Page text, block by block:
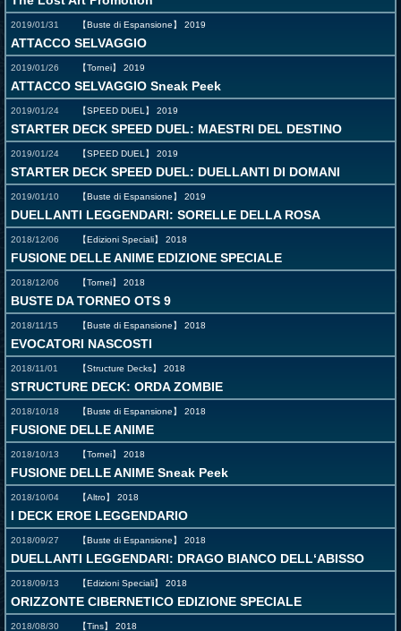
2019/01/31 【Buste di Espansione】 2019
ATTACCO SELVAGGIO
2019/01/26 【Tornei】 2019
ATTACCO SELVAGGIO Sneak Peek
2019/01/24 【SPEED DUEL】 2019
STARTER DECK SPEED DUEL: MAESTRI DEL DESTINO
2019/01/24 【SPEED DUEL】 2019
STARTER DECK SPEED DUEL: DUELLANTI DI DOMANI
2019/01/10 【Buste di Espansione】 2019
DUELLANTI LEGGENDARI: SORELLE DELLA ROSA
2018/12/06 【Edizioni Speciali】 2018
FUSIONE DELLE ANIME EDIZIONE SPECIALE
2018/12/06 【Tornei】 2018
BUSTE DA TORNEO OTS 9
2018/11/15 【Buste di Espansione】 2018
EVOCATORI NASCOSTI
2018/11/01 【Structure Decks】 2018
STRUCTURE DECK: ORDA ZOMBIE
2018/10/18 【Buste di Espansione】 2018
FUSIONE DELLE ANIME
2018/10/13 【Tornei】 2018
FUSIONE DELLE ANIME Sneak Peek
2018/10/04 【Altro】 2018
I DECK EROE LEGGENDARIO
2018/09/27 【Buste di Espansione】 2018
DUELLANTI LEGGENDARI: DRAGO BIANCO DELL‘ABISSO
2018/09/13 【Edizioni Speciali】 2018
ORIZZONTE CIBERNETICO EDIZIONE SPECIALE
2018/08/30 【Tins】 2018